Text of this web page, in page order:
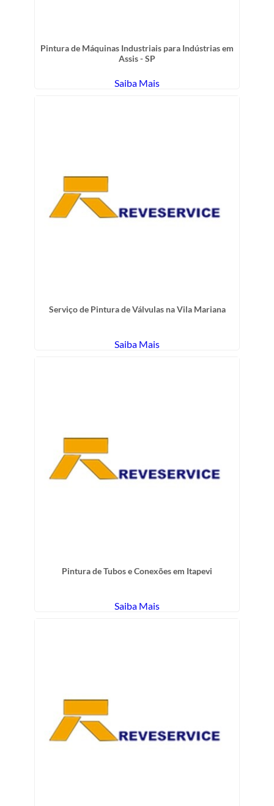
Pintura de Máquinas Industriais para Indústrias em
Assis - SP
Saiba Mais
Serviço de Pintura de Válvulas na Vila Mariana
Saiba Mais
Pintura de Tubos e Conexões em Itapevi
Saiba Mais